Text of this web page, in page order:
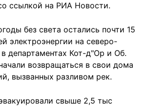
ссылкой на РИА Новости.
без света остались почти 15
электроэнергии на северо-
департаментах Кот-д"Ор и Об.
возвращаться в свои дома
вызванных разливом рек.
свыше 2,5 тыс